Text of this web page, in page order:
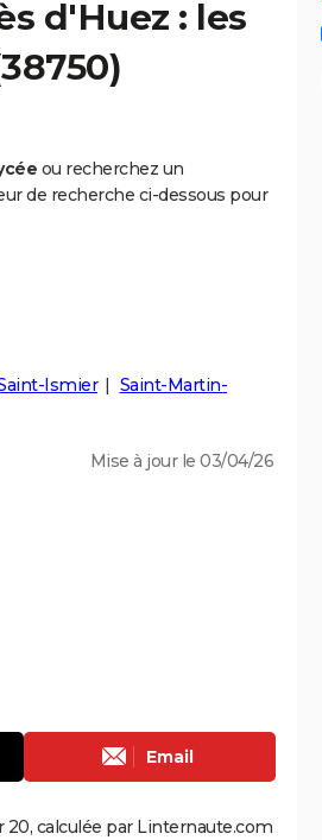
d'Huez : les
ou recherchez un
de recherche ci-dessous pour
Ismier
Saint-Martin-
Mise à jour le 03/04/26
Email
calculée par Linternaute.com